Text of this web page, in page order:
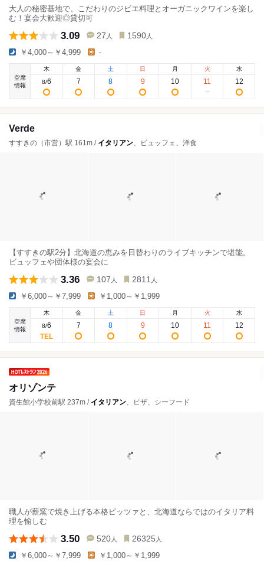
大人の秘密基地で、こだわりのジビエ料理とオーガニックワインを楽し
む！宴会大歓迎◎貸切可
3.09 27 人 1590 人
￥4,000～￥4,999 -
空席
情報
木
8/6
金
7
土
8
日
9
月
10
火
11
水
12
Verde
すすきの（市営）駅 161m / イタリアン、ビュッフェ、洋食
【すすきの駅2分】北海道の恵みを日替わりのライブキッチンで堪能。
ビュッフェや団体様の宴会に
3.36 107 人 2811 人
￥6,000～￥7,999 ￥1,000～￥1,999
空席
情報
木
8/6
金
7
土
8
日
9
月
10
火
11
水
12
オリゾンテ
資生館小学校前駅 237m / イタリアン、ピザ、シーフード
職人が薪窯で焼き上げる本格ピッツァと、北海道ならではのイタリア料
理を愉しむ
3.50 520 人 26325 人
￥6,000～￥7,999 ￥1,000～￥1,999